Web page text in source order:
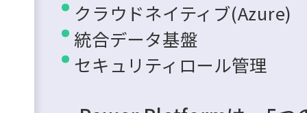
クラウドネイティブ(Azure)
統合データ基盤
セキュリティロール管理